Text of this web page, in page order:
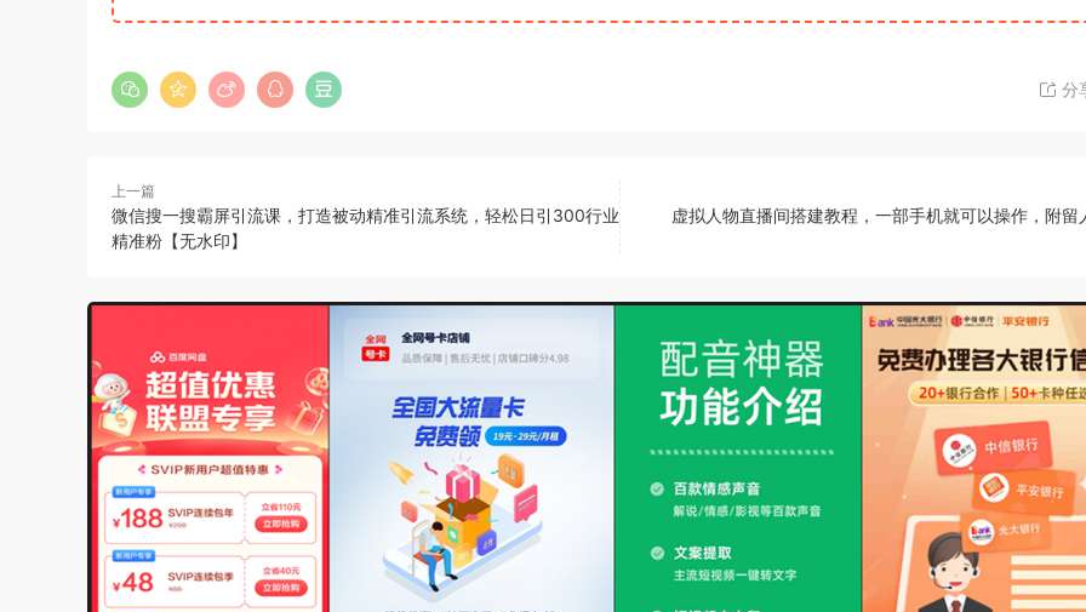
分
上一篇
微信搜一搜霸屏引流课，打造被动精准引流系统，轻松日引300行业
精准粉【无水印】
虚拟人物直播间搭建教程，一部手机就可以操作，附留